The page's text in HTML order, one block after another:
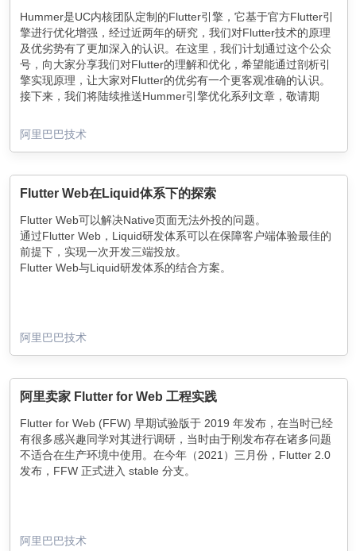
Hummer是UC内核团队定制的Flutter引擎，它基于官方Flutter引
擎进行优化增强，经过近两年的研究，我们对Flutter技术的原理
及优劣势有了更加深入的认识。在这里，我们计划通过这个公众
号，向大家分享我们对Flutter的理解和优化，希望能通过剖析引
擎实现原理，让大家对Flutter的优劣有一个更客观准确的认识。
接下来，我们将陆续推送Hummer引擎优化系列文章，敬请期
阿里巴巴技术
Flutter Web在Liquid体系下的探索
Flutter Web可以解决Native页面无法外投的问题。
通过Flutter Web，Liquid研发体系可以在保障客户端体验最佳的
前提下，实现一次开发三端投放。
Flutter Web与Liquid研发体系的结合方案。
阿里巴巴技术
阿里卖家 Flutter for Web 工程实践
Flutter for Web (FFW) 早期试验版于 2019 年发布，在当时已经
有很多感兴趣同学对其进行调研，当时由于刚发布存在诸多问题
不适合在生产环境中使用。在今年（2021）三月份，Flutter 2.0
发布，FFW 正式进入 stable 分支。
阿里巴巴技术